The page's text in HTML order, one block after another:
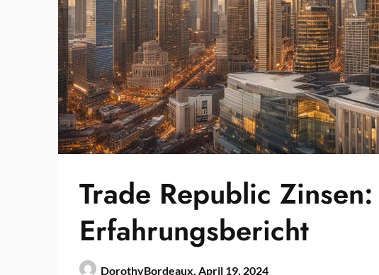
Trade Republic
Erfahrungsbericht
DorothyBordeaux, April 19, 2024